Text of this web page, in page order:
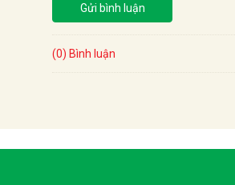
Gửi bình luận
(0) Bình luận